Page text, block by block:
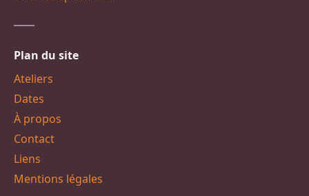
Plan du site
Ateliers
Dates
À propos
Contact
Liens
Mentions légales